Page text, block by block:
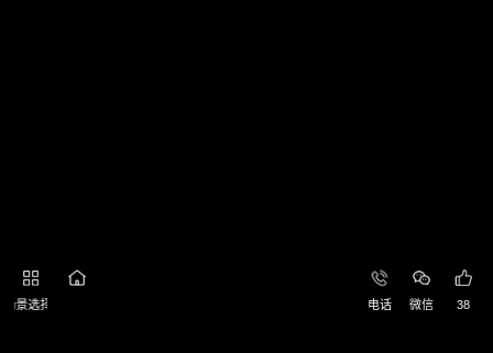
电话 微信 38
场景选择